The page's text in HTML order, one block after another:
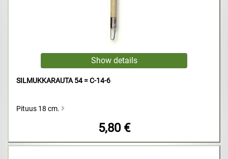
SILMUKKARAUTA 54 = C-14-6
Pituus 18 cm.
5,80 €